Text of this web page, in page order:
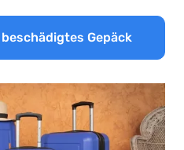
Gepäck